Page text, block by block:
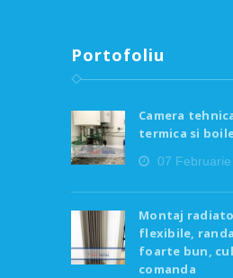
Portofoliu
Camera
termica si
07
Montaj
flexibile,
foarte bun,
comanda